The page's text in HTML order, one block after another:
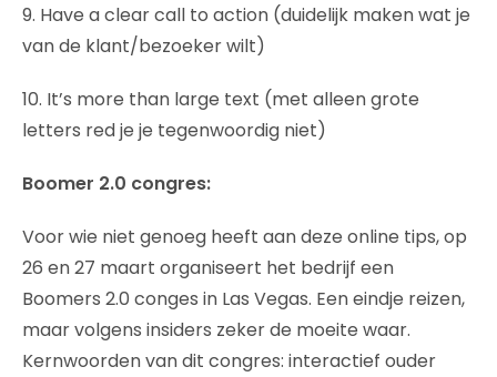
9. Have a clear call to action (duidelijk maken wat je
van de klant/bezoeker wilt)
10. It’s more than large text (met alleen grote
letters red je je tegenwoordig niet)
Boomer 2.0 congres:
Voor wie niet genoeg heeft aan deze online tips, op
26 en 27 maart organiseert het bedrijf een
Boomers 2.0 conges in Las Vegas. Een eindje reizen,
maar volgens insiders zeker de moeite waar.
Kernwoorden van dit congres: interactief ouder